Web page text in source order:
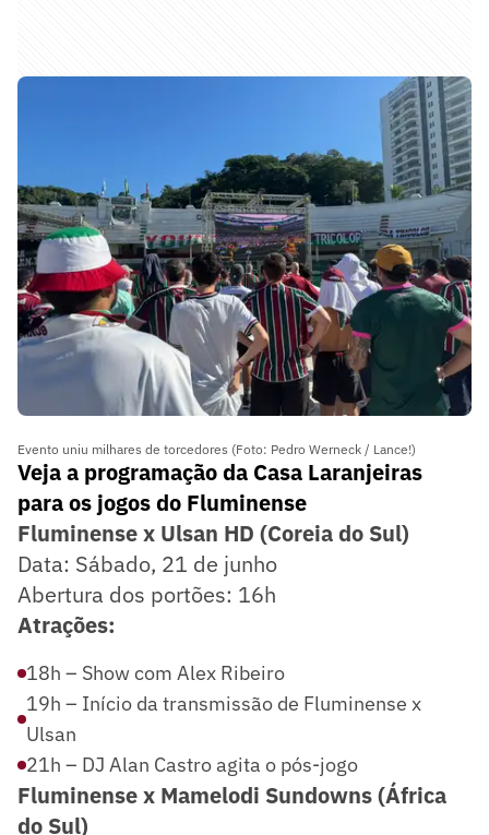
Evento uniu milhares de torcedores (Foto: Pedro Werneck / Lance!)
Veja a programação da Casa Laranjeiras
para os jogos do Fluminense
Fluminense x Ulsan HD (Coreia do Sul)
Data: Sábado, 21 de junho
Abertura dos portões: 16h
Atrações:
18h – Show com Alex Ribeiro
19h – Início da transmissão de Fluminense x
Ulsan
21h – DJ Alan Castro agita o pós-jogo
Fluminense x Mamelodi Sundowns (África
do Sul)